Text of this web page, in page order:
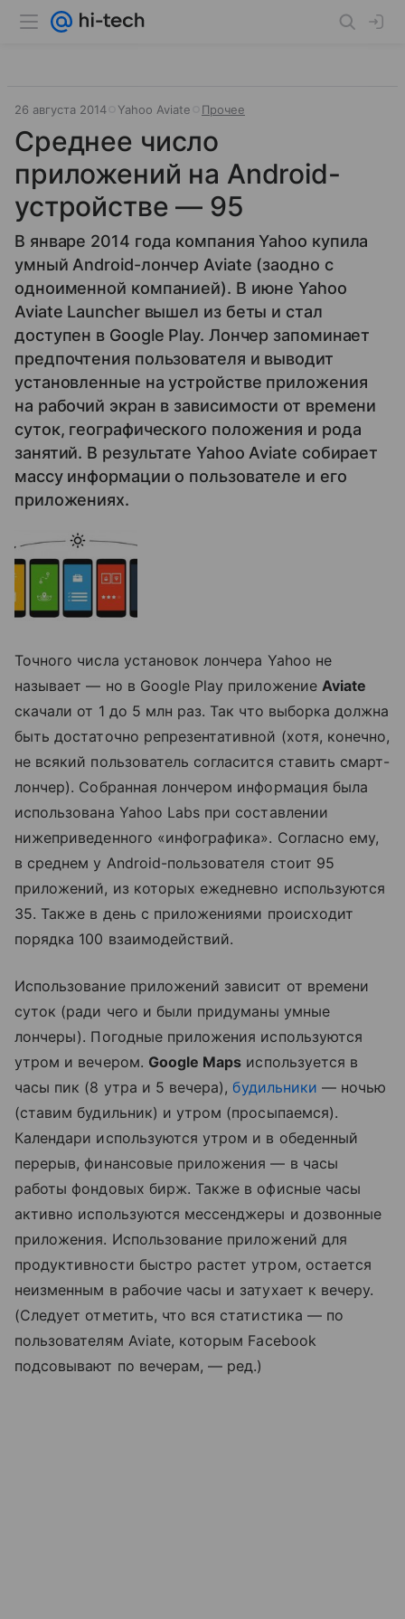
26 августа 2014 Yahoo Aviate Прочее
Среднее число
приложений на Android-
устройстве — 95
В январе 2014 года компания Yahoo купила
умный Android-лончер Aviate (заодно с
одноименной компанией). В июне Yahoo
Aviate Launcher вышел из беты и стал
доступен в Google Play. Лончер запоминает
предпочтения пользователя и выводит
установленные на устройстве приложения
на рабочий экран в зависимости от времени
суток, географического положения и рода
занятий. В результате Yahoo Aviate собирает
массу информации о пользователе и его
приложениях.
Точного числа установок лончера Yahoo не
называет — но в Google Play приложение Aviate
скачали от 1 до 5 млн раз. Так что выборка должна
быть достаточно репрезентативной (хотя, конечно,
не всякий пользователь согласится ставить смарт-
лончер). Собранная лончером информация была
использована Yahoo Labs при составлении
нижеприведенного «инфографика». Согласно ему,
в среднем у Android-пользователя стоит 95
приложений, из которых ежедневно используются
35. Также в день с приложениями происходит
порядка 100 взаимодействий.
Использование приложений зависит от времени
суток (ради чего и были придуманы умные
лончеры). Погодные приложения используются
утром и вечером. Google Maps используется в
часы пик (8 утра и 5 вечера),будильники — ночью
(ставим будильник) и утром (просыпаемся).
Календари используются утром и в обеденный
перерыв, финансовые приложения — в часы
работы фондовых бирж. Также в офисные часы
активно используются мессенджеры и дозвонные
приложения. Использование приложений для
продуктивности быстро растет утром, остается
неизменным в рабочие часы и затухает к вечеру.
(Следует отметить, что вся статистика — по
пользователям Aviate, которым Facebook
подсовывают по вечерам, — ред.)